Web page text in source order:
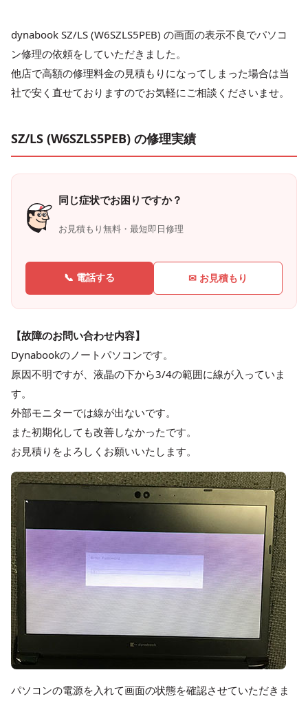
dynabook SZ/LS (W6SZLS5PEB) の画面の表示不良でパソコ
ン修理の依頼をしていただきました。
他店で高額の修理料金の見積もりになってしまった場合は当
社で安く直せておりますのでお気軽にご相談くださいませ。
SZ/LS (W6SZLS5PEB) の修理実績
同じ症状でお困りですか？
お見積もり無料・最短即日修理
📞 電話する ✉ お見積もり
【故障のお問い合わせ内容】
Dynabookのノートパソコンです。
原因不明ですが、液晶の下から3/4の範囲に線が入っていま
す。
外部モニターでは線が出ないです。
また初期化しても改善しなかったです。
お見積りをよろしくお願いいたします。
パソコンの電源を入れて画面の状態を確認させていただきま